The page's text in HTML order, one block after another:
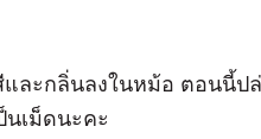
ละกลิ่นลงในหม้อ ตอนนี้ป
นเม็ดนะคะ